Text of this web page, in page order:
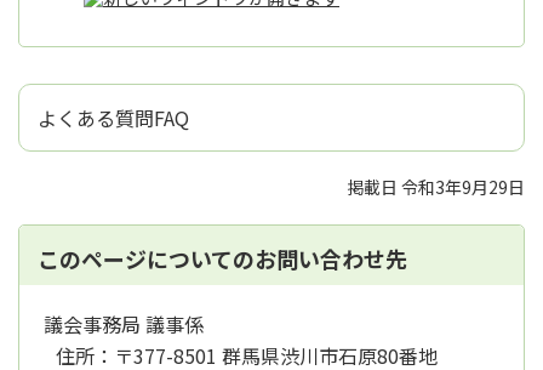
よくある質問FAQ
掲載日 令和3年9月29日
このページについてのお問い合わせ先
議会事務局 議事係
住所： 〒377-8501 群馬県渋川市石原80番地